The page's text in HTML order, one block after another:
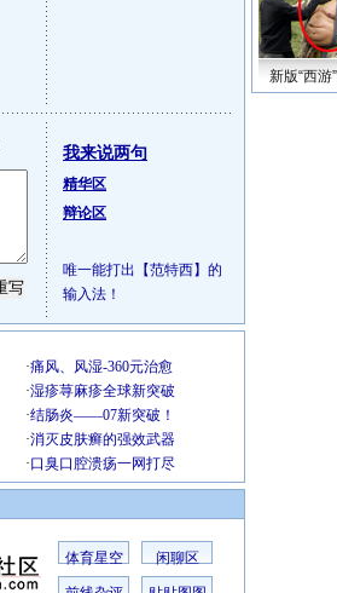
我来说两句
精华区
辩论区
唯一能打出【范特西】的
输入法！
体育星空 闲聊区
新版“西游